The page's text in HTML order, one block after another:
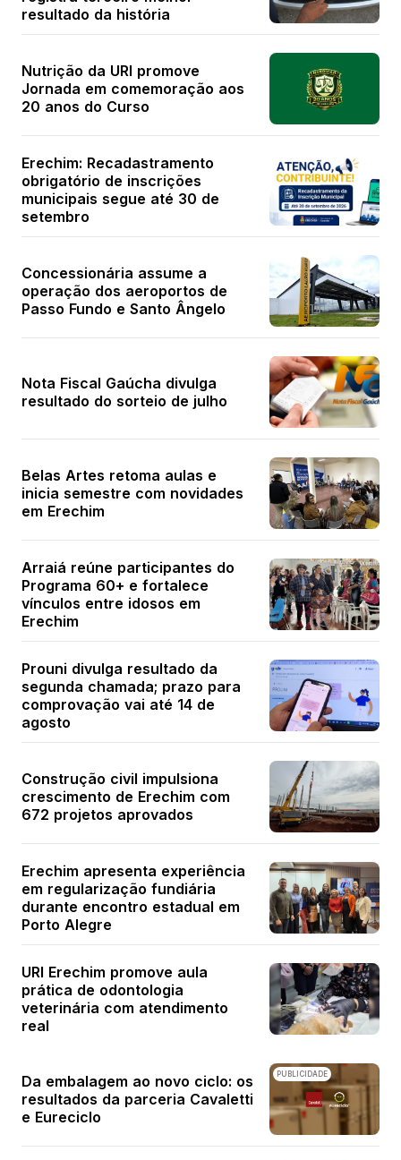
resultado da história
Nutrição da URI promove
Jornada em comemoração aos
20 anos do Curso
Erechim: Recadastramento
obrigatório de inscrições
municipais segue até 30 de
setembro
Concessionária assume a
operação dos aeroportos de
Passo Fundo e Santo Ângelo
Nota Fiscal Gaúcha divulga
resultado do sorteio de julho
Belas Artes retoma aulas e
inicia semestre com novidades
em Erechim
Arraiá reúne participantes do
Programa 60+ e fortalece
vínculos entre idosos em
Erechim
Prouni divulga resultado da
segunda chamada; prazo para
comprovação vai até 14 de
agosto
Construção civil impulsiona
crescimento de Erechim com
672 projetos aprovados
Erechim apresenta experiência
em regularização fundiária
durante encontro estadual em
Porto Alegre
URI Erechim promove aula
prática de odontologia
veterinária com atendimento
real
PUBLICIDADE
Da embalagem ao novo ciclo: os
resultados da parceria Cavaletti
e Eureciclo